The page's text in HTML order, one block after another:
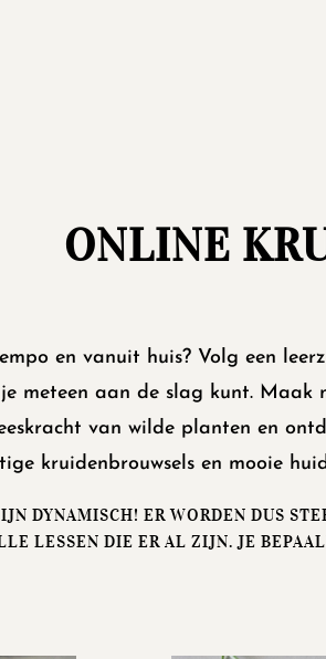
ONLINE
en vanuit huis? Volg een
meteen aan de slag kunt.
van wilde planten en
kruidenbrouwsels en mooie
DYNAMISCH! ER WORDEN DUS
LESSEN DIE ER AL ZIJN. JE